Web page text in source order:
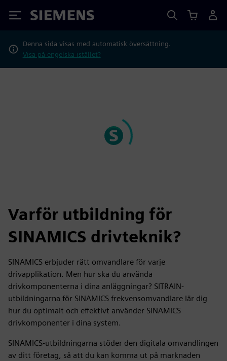
Siemens
Denna sida visas med automatisk översättning.
Visa på engelska istället?
Varför utbildning för
SINAMICS drivteknik?
SINAMICS erbjuder rätt omvandlare för varje
drivapplikation. Men hur ska du använda
drivkomponenterna i dina anläggningar? SITRAIN-
utbildningarna för SINAMICS frekvensomvandlare lär dig
hur du optimalt och effektivt använder SINAMICS
drivkomponenter i dina system.
SINAMICS-utbildningarna stöder den digitala omvandlingen
av ditt företag, så att du kan komma ut på marknaden